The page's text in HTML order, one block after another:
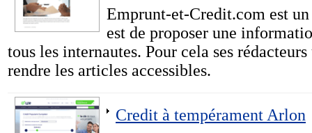
Emprunt-et-Credit.com est
est de proposer une
tous les internautes. Pour cela ses
rendre les articles accessibles.
Credit à tempérament Arlon